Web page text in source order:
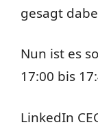
gesagt
Nun ist es
17:00 bis
LinkedIn